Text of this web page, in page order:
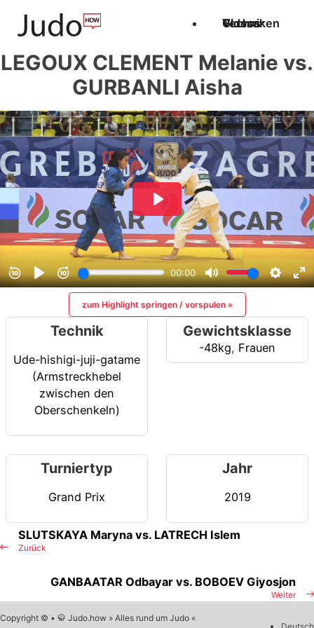
Techniken
Videos
Glossar
LEGOUX CLEMENT Melanie vs.
GURBANLI Aisha
zum Highlight springen / vorspulen »
Technik
Ude-hishigi-juji-gatame
(Armstreckhebel
zwischen den
Oberschenkeln)
Gewichtsklasse
-48kg, Frauen
Turniertyp
Grand Prix
Jahr
2019
Zurück
SLUTSKAYA Maryna vs. LATRECH Islem
Weiter
GANBAATAR Odbayar vs. BOBOEV Giyosjon
Copyright © • 🥋 Judo.how » Alles rund um Judo «